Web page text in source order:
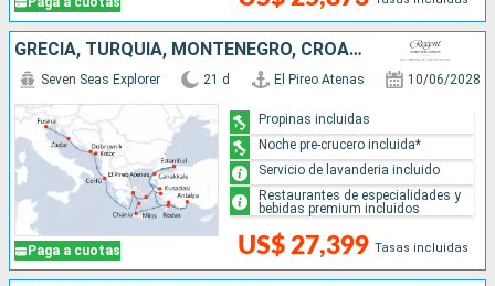
GRECIA, TURQUÍA, MONTENEGRO, CROACIA, ITALIA
Paga a cuotas
Seven Seas Explorer 21 d El Pireo Atenas 10/06/2028
US$ 27,399 Tasas incluidas
Propinas incluidas
Noche pre-crucero incluida*
Servicio de lavanderia incluido
Restaurantes de especialidades y
bebidas premium incluidos